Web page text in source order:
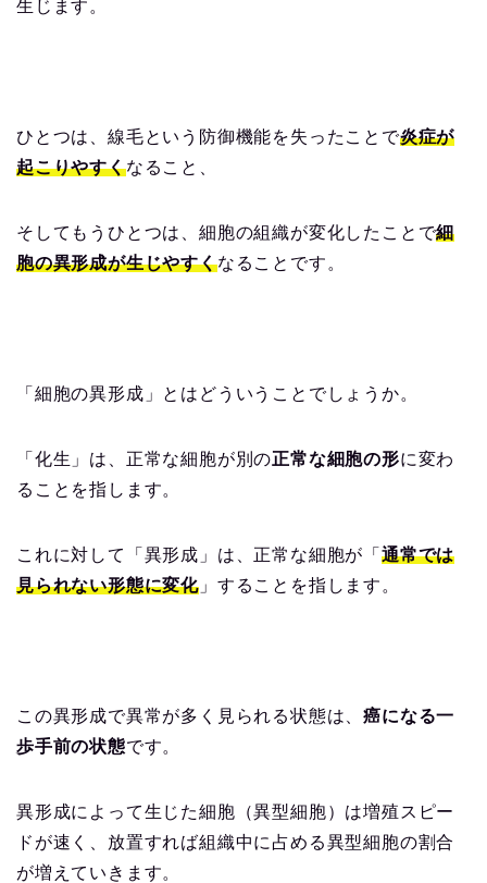
生じます。
ひとつは、線毛という防御機能を失ったことで炎症が
起こりやすくなること、
そしてもうひとつは、細胞の組織が変化したことで細
胞の異形成が生じやすくなることです。
「細胞の異形成」とはどういうことでしょうか。
「化生」は、正常な細胞が別の正常な細胞の形に変わ
ることを指します。
これに対して「異形成」は、正常な細胞が「 通常では
見られない形態に変化 」することを指します。
この異形成で異常が多く見られる状態は、癌になる一
歩手前の状態です。
異形成によって生じた細胞（異型細胞）は増殖スピー
ドが速く、放置すれば組織中に占める異型細胞の割合
が増えていきます。